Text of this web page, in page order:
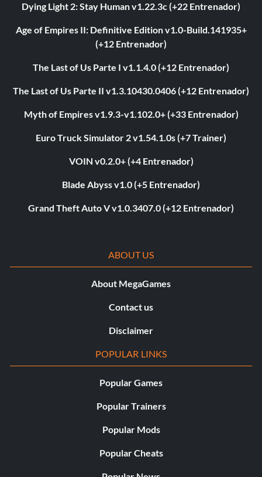
Dying Light 2: Stay Human v1.22.3c (+22 Entrenador)
Age of Empires II: Definitive Edition v1.0-Build.141935+
(+12 Entrenador)
The Last of Us Parte I v1.1.4.0 (+12 Entrenador)
The Last of Us Parte II v1.3.10430.0406 (+12 Entrenador)
Myth of Empires v1.9.3-v1.102.0+ (+33 Entrenador)
Euro Truck Simulator 2 v1.54.1.0s (+7 Trainer)
VOIN v0.2.0+ (+4 Entrenador)
Blade Abyss v1.0 (+5 Entrenador)
Grand Theft Auto V v1.0.3407.0 (+12 Entrenador)
ABOUT US
About MegaGames
Contact us
Disclaimer
POPULAR LINKS
Popular Games
Popular Trainers
Popular Mods
Popular Cheats